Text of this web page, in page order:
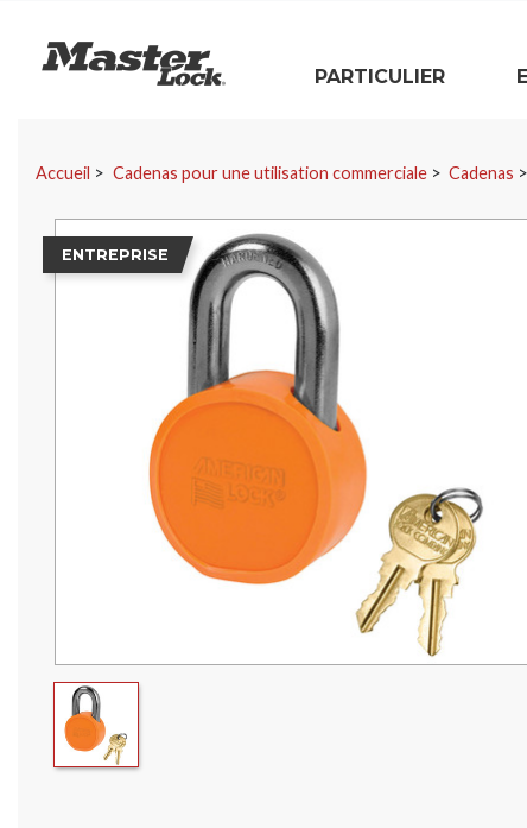
Master Lock
PARTICULIER
Accueil Cadenas pour une utilisation commerciale Cadenas
ENTREPRISE